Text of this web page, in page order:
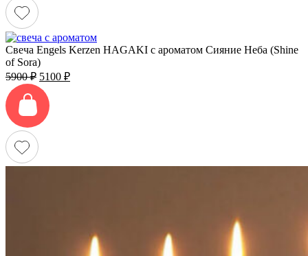
Свеча Engels Kerzen HAGAKI с ароматом Сияние Неба (Shine
of Sora)
5900₽ Первоначальная
цена
составляла
5900 ₽.
5100 ₽Текущая